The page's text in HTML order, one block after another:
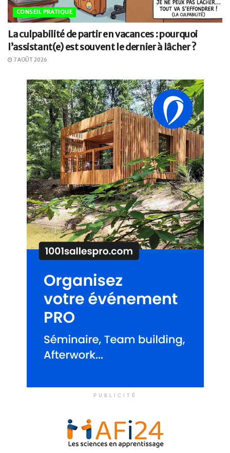
CONSEIL PRATIQUE
La culpabilité de partir en vacances : pourquoi
l’assistant(e) est souvent le dernier à lâcher ?
7 AOÛT 2026
PUBLICITÉ